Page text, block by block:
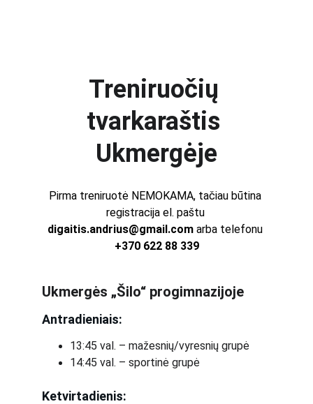
Treniruočių
tvarkaraštis
Ukmergėje
Pirma treniruotė NEMOKAMA, tačiau būtina
registracija el. paštu
digaitis.andrius@gmail.com arba telefonu
+370 622 88 339
13:45 val. – mažesnių/vyresnių grupė
14:45 val. – sportinė grupė
Ukmergės „Šilo“ progimnazijoje
Antradieniais:
Ketvirtadienis: